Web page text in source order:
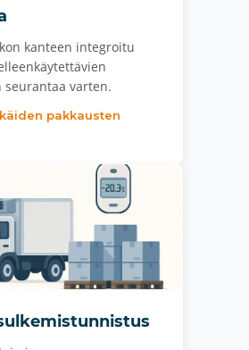
kanteen integroitu
seurantaa varten.
pakkausten